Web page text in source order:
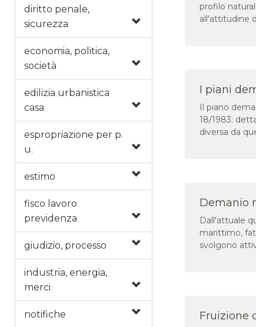
profilo
all'attitudine
I piani
Il piano
18/1983:
diversa da
Demanio
Dall'attuale
marittimo,
svolgono
Fruizione
diritto penale,
sicurezza
economia, politica,
società
edilizia urbanistica
casa
espropriazione per p.
u.
estimo
fisco lavoro
previdenza
giudizio, processo
industria, energia,
merci
notifiche